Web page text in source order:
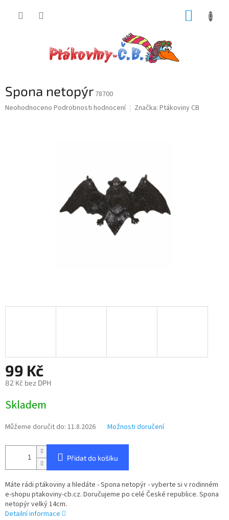
Spona netopýr 78700
Průměrné
Neohodnoceno Podrobnosti hodnocení Značka: Ptákoviny CB
99 Kč
82 Kč bez DPH
cena:
Skladem
Můžeme doručit do: 11.8.2026 Možnosti doručení
Přidat do košíku
Máte rádi ptákoviny a hledáte - Spona netopýr - vyberte si v rodinném
e-shopu ptakoviny-cb.cz. Doručujeme po celé České republice. Spona
netopýr velký 14cm.
Detailní informace